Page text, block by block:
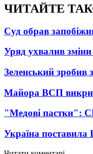
ЧИТАЙТЕ
Суд обрав
Уряд ухвалив зміни
Зеленський зробив
Майора ВСП
"Медові пастки":
Україна